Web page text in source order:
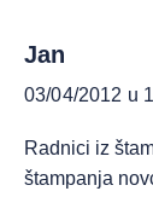
Jan
03/04/2012 u
Radnici iz
štampanja